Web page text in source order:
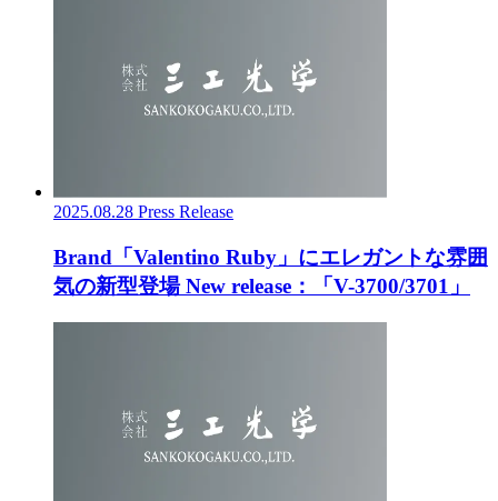
2025.08.28 Press Release
Brand「Valentino Ruby」にエレガントな雰囲
気の新型登場 New release：「V-3700/3701」